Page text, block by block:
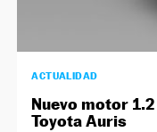
ACTUALIDAD
Nuevo motor
Toyota Auris